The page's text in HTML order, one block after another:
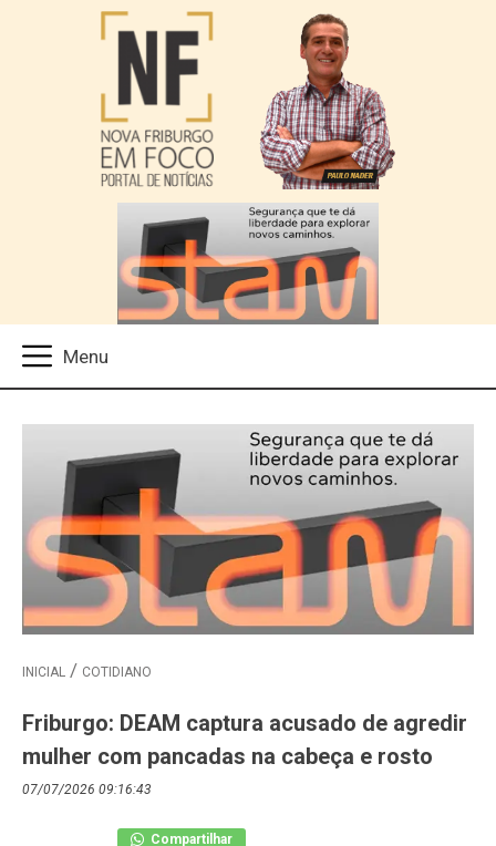
INICIAL COTIDIANO
Friburgo: DEAM captura acusado de agredir
mulher com pancadas na cabeça e rosto
07/07/2026 09:16:43
Compartilhar